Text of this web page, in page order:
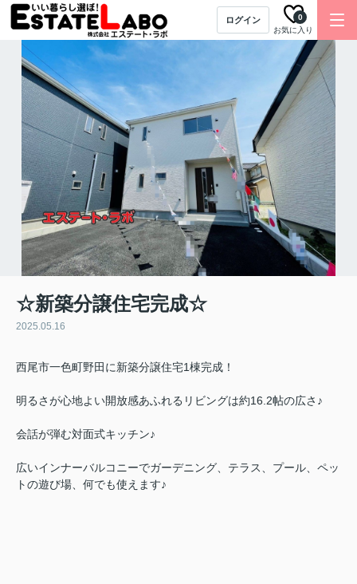
ログイン
お気に入り
0
☆新築分譲住宅完成☆
2025.05.16
西尾市一色町野田に新築分譲住宅1棟完成！
明るさが心地よい開放感あふれるリビングは約16.2帖の広さ♪
会話が弾む対面式キッチン♪
広いインナーバルコニーでガーデニング、テラス、プール、ペッ
トの遊び場、何でも使えます♪